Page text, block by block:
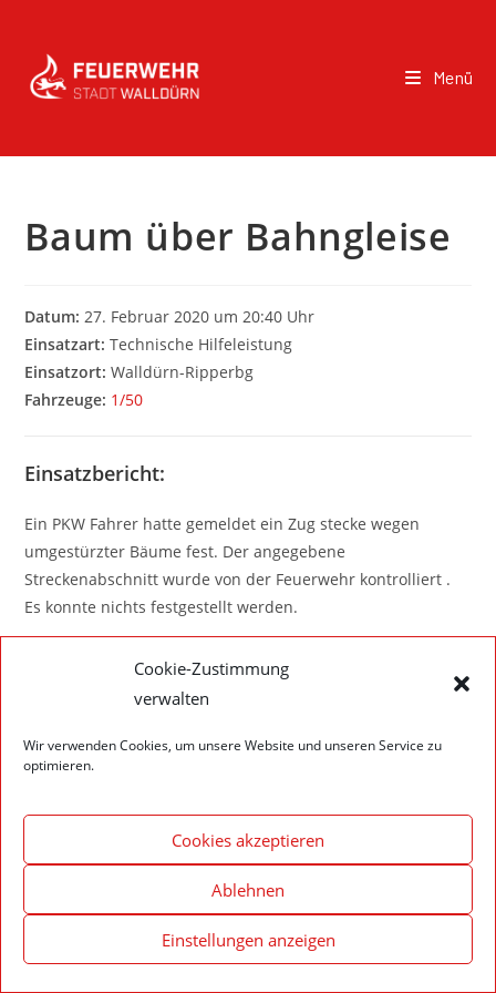
Cookie-Zustimmung
verwalten
Wir verwenden Cookies, um unsere Website und unseren Service zu
optimieren.
Cookies akzeptieren
Ablehnen
Einstellungen anzeigen
Menü
Baum über Bahngleise
Datum: 27. Februar 2020 um 20:40 Uhr
Einsatzart: Technische Hilfeleistung
Einsatzort: Walldürn-Ripperbg
Fahrzeuge: 1/50
Einsatzbericht:
Ein PKW Fahrer hatte gemeldet ein Zug stecke wegen
umgestürzter Bäume fest. Der angegebene
Streckenabschnitt wurde von der Feuerwehr kontrolliert .
Es konnte nichts festgestellt werden.
Impressum – Datenschutzerklärung